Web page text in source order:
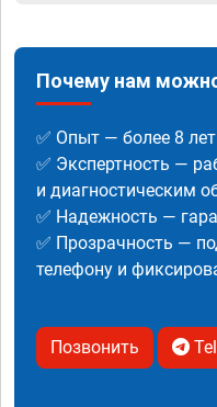
Почему нам
✅ Опыт — более 8
✅ Экспертность —
и диагностическим
✅ Надежность —
✅ Прозрачность —
телефону и
Позвонить